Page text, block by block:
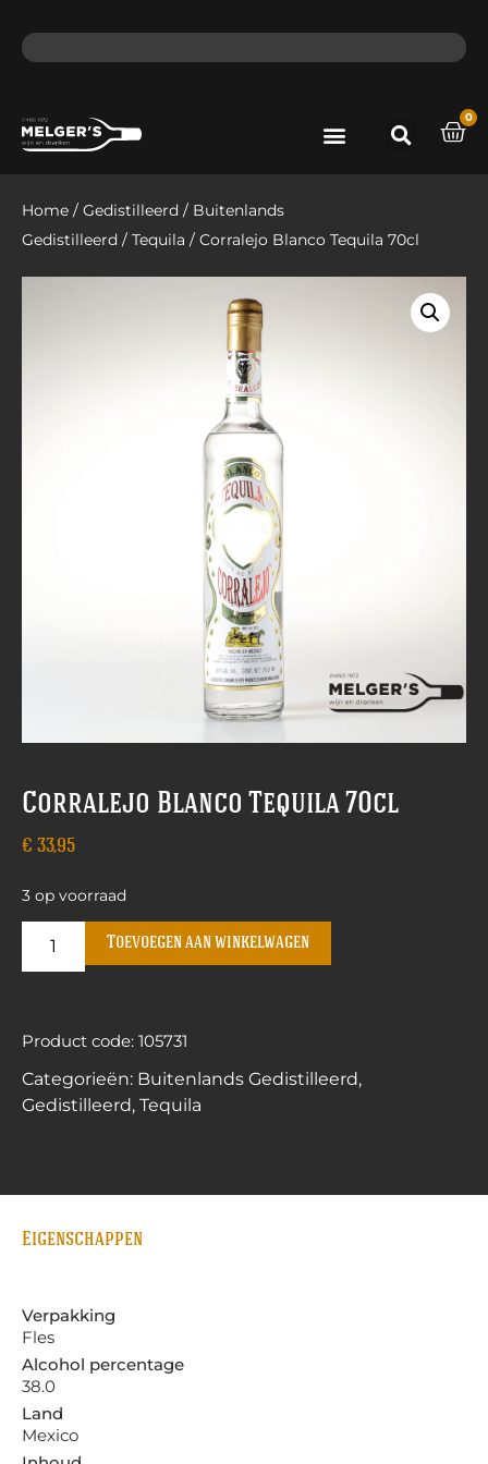
0
Home / Gedistilleerd / Buitenlands
Gedistilleerd / Tequila / Corralejo Blanco Tequila 70cl
Corralejo Blanco Tequila 70cl
€ 33,95
3 op voorraad
Toevoegen aan winkelwagen
Product code: 105731
Categorieën: Buitenlands Gedistilleerd,
Gedistilleerd, Tequila
Eigenschappen
Verpakking
Fles
Alcohol percentage
38.0
Land
Mexico